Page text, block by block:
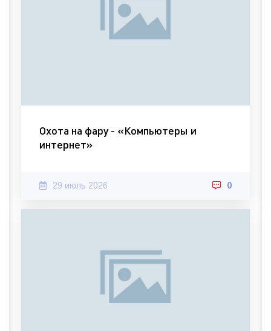
Охота на фару - «Компьютеры и
интернет»
29 июль 2026 0